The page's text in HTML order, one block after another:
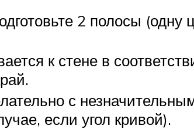
2 полосы
к стене в
с
если угол кривой).